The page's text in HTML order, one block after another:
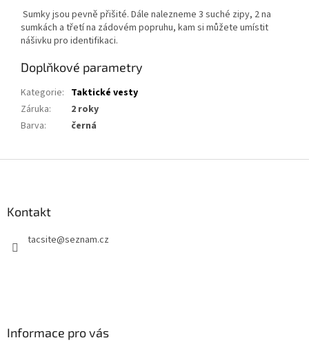
Sumky jsou pevně přišité. Dále nalezneme 3 suché zipy, 2 na
sumkách a třetí na zádovém popruhu, kam si můžete umístit
nášivku pro identifikaci.
Doplňkové parametry
Kategorie: Taktické vesty
Záruka:
2 roky
Barva: černá
Kontakt
tacsite@seznam.cz
Informace pro vás